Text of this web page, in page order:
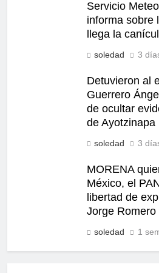
Servicio
informa sobre
llega la
soledad 3
Detuvieron al
Guerrero
de ocultar
de Ayotzinapa
soledad 3
MORENA
México, el
libertad de
Jorge Romero
soledad 1